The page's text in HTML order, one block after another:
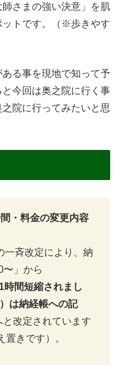
さまの強い決意」を肌
ットです。（※歩きやす
る事を現地で知って予
今回は奥之院に行く事
院に行ってみたいと思
・料金の変更内容
一斉改定により、納
〜」から
時間短縮されまし
は納経帳への記
と改定されています
きです）。